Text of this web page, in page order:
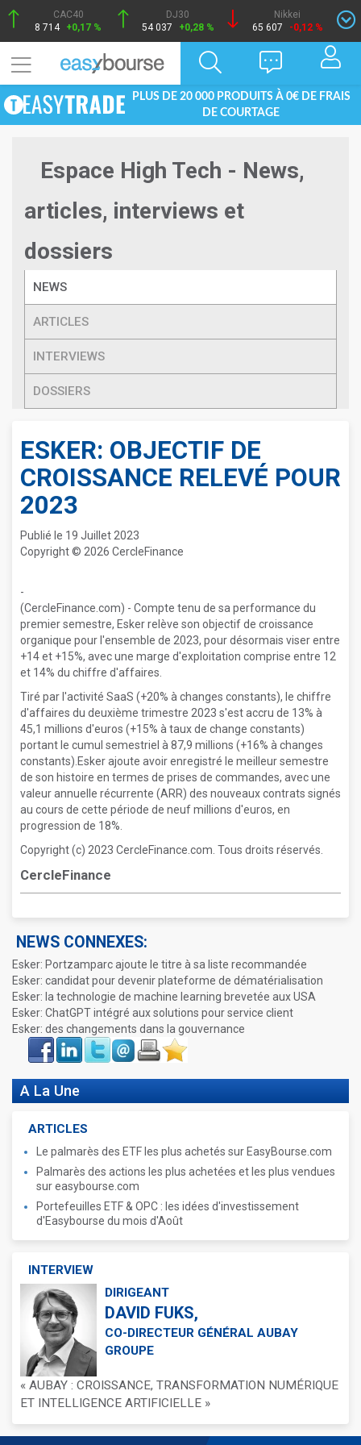
CAC40
8 714 +0,17 %
DJ30
54 037
+0,28 %
Nikkei
65 607
-0,12 %
PLUS DE 20 000 PRODUITS À 0€ DE FRAIS
DE COURTAGE
Espace High Tech - News,
articles, interviews et
dossiers
NEWS
ARTICLES
INTERVIEWS
DOSSIERS
ESKER: OBJECTIF DE
CROISSANCE RELEVÉ POUR
2023
Publié le 19 Juillet 2023
Copyright © 2026 CercleFinance
-
(CercleFinance.com) - Compte tenu de sa performance du
premier semestre, Esker relève son objectif de croissance
organique pour l'ensemble de 2023, pour désormais viser entre
+14 et +15%, avec une marge d'exploitation comprise entre 12
et 14% du chiffre d'affaires.
Tiré par l'activité SaaS (+20% à changes constants), le chiffre
d'affaires du deuxième trimestre 2023 s'est accru de 13% à
45,1 millions d'euros (+15% à taux de change constants)
portant le cumul semestriel à 87,9 millions (+16% à changes
constants).Esker ajoute avoir enregistré le meilleur semestre
de son histoire en termes de prises de commandes, avec une
valeur annuelle récurrente (ARR) des nouveaux contrats signés
au cours de cette période de neuf millions d'euros, en
progression de 18%.
Copyright (c) 2023 CercleFinance.com. Tous droits réservés.
CercleFinance
NEWS CONNEXES:
Esker: Portzamparc ajoute le titre à sa liste recommandée
Esker: candidat pour devenir plateforme de dématérialisation
Esker: la technologie de machine learning brevetée aux USA
Esker: ChatGPT intégré aux solutions pour service client
Esker: des changements dans la gouvernance
Face
book
LinkIn Twitter Envoyer ImprimerFavoris
A La Une
ARTICLES
Le palmarès des ETF les plus achetés sur EasyBourse.com
Palmarès des actions les plus achetées et les plus vendues
sur easybourse.com
Portefeuilles ETF & OPC : les idées d'investissement
d'Easybourse du mois d'Août
INTERVIEW
DIRIGEANT
DAVID FUKS,
CO-DIRECTEUR GÉNÉRAL AUBAY
GROUPE
« AUBAY : CROISSANCE, TRANSFORMATION NUMÉRIQUE
ET INTELLIGENCE ARTIFICIELLE »